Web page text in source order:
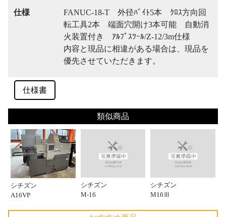
仕様
FANUC-18-T 外径ﾊﾞｲﾄ5本 ｸﾛｽ方向回
転工具2本 端面穴開け3本可能 自動消
火装置付き ｱﾙﾌﾟｽﾂｰﾙ/Z-12/3m仕様
内容と現品に相違がある場合は、現品を
優先させていただきます。
仕様書
類似商品
シチズン
A16VP
シチズン
M-16
シチズン
M16Ⅲ